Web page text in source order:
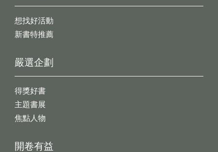
想找好活動
新書特推薦
開卷有益
嚴選企劃
得獎好書
主題書展
焦點人物